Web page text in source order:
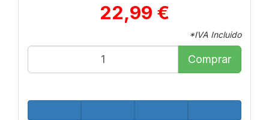
22,99 €
*IVA Incluido
Comprar